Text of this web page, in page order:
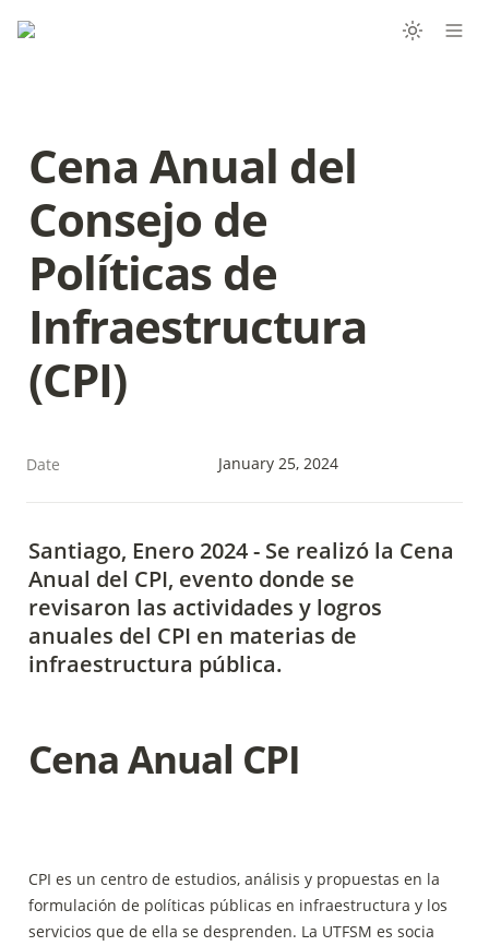
Cena Anual del
Consejo de
Políticas de
Infraestructura
(CPI)
Date January 25, 2024
Santiago, Enero 2024 - Se realizó la Cena
Anual del CPI, evento donde se
revisaron las actividades y logros
anuales del CPI en materias de
infraestructura pública.
Cena Anual CPI
CPI es un centro de estudios, análisis y propuestas en la
formulación de políticas públicas en infraestructura y los
servicios que de ella se desprenden. La UTFSM es socia